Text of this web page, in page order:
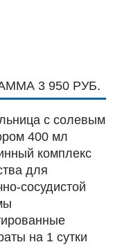
3 950 РУБ.
с солевым
400 мл
комплекс
для
сосудистой
на 1 сутки